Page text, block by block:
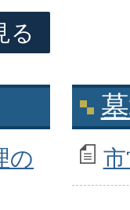
る
の